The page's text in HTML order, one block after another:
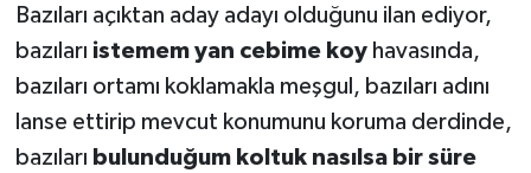
Bazıları açıktan aday adayı olduğunu ilan ediyor,
bazıları istemem yan cebime koyhavasında,
bazıları ortamı koklamakla meşgul, bazıları adını
lanse ettirip mevcut konumunu koruma derdinde,
bazıları bulunduğum koltuk nasılsa bir süre